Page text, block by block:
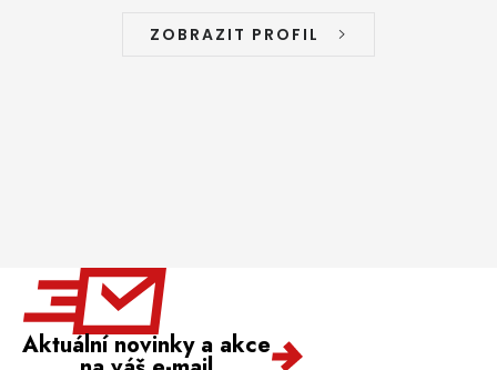
ZOBRAZIT PROFIL
Aktuální novinky a akce